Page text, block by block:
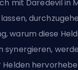
mit Daredevil in
warum diese
synergieren,
Helden